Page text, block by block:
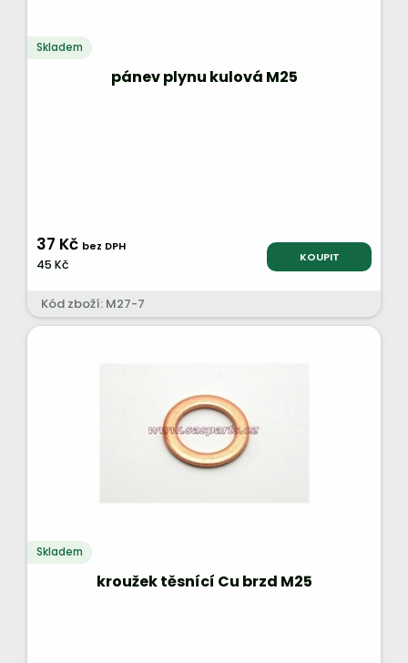
Skladem
pánev plynu kulová M25
37 Kč bez DPH
45 Kč KOUPIT
Kód zboží: M27-7
Skladem
kroužek těsnící Cu brzd M25